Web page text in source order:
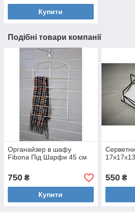
Купити
Подібні товари компанії
Органайзер в шафу
Fibona Під Шарфи 45 см
750 ₴
Купити
550₴